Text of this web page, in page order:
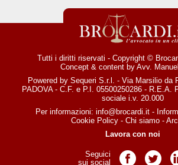
Tutti i diritti riservati - Copyright ©
Concept & content by Avv.
Powered by Sequeri S.r.l. - Via Marsilio da
PADOVA - C.F. e P.I. 05500250286 - R.E.A.
sociale i.v. 20.000
Per informazioni: info@brocardi.it-
Cookie Policy - Chi siamo -
Lavora con noi
Seguici
sui social
PaginaPagina